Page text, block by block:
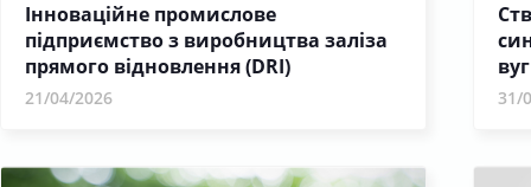
Інноваційне промислове
підприємство з виробництва заліза
прямого відновлення (DRI)
21/04/2026 31/